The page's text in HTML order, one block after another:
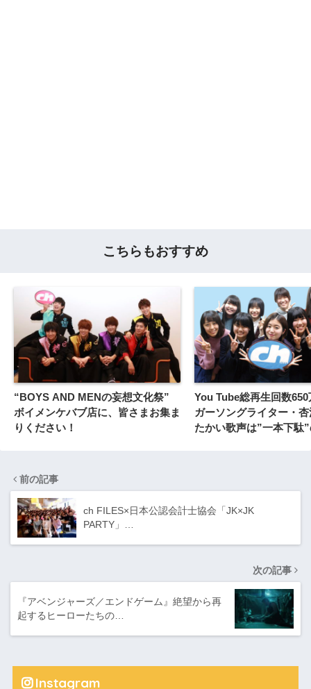
こちらもおすすめ
“BOYS AND MENの妄想文化祭”
ボイメンケバブ店に、皆さまお集ま
りください！
You Tube総再生回数
ガーソングライター・
たかい歌声は”一本下駄
前の記事
ch FILES×日本公認会計士協会「JK×JK
PARTY」…
次の記事
『アベンジャーズ／エンドゲーム』絶望から再
起するヒーローたちの…
Instagram